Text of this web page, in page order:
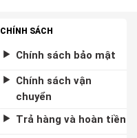
CHÍNH SÁCH
Chính sách bảo mật
Chính sách vận
chuyển
Trả hàng và hoàn tiền